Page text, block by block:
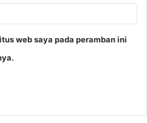
web saya pada peramban ini